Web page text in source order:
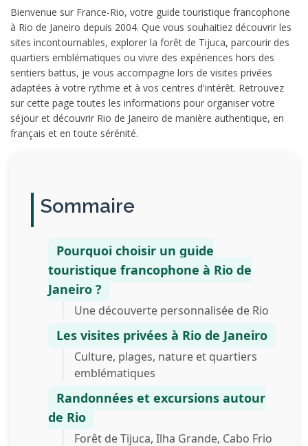
Bienvenue sur France-Rio, votre guide touristique francophone
à Rio de Janeiro depuis 2004. Que vous souhaitiez découvrir les
sites incontournables, explorer la forêt de Tijuca, parcourir des
quartiers emblématiques ou vivre des expériences hors des
sentiers battus, je vous accompagne lors de visites privées
adaptées à votre rythme et à vos centres d'intérêt. Retrouvez
sur cette page toutes les informations pour organiser votre
séjour et découvrir Rio de Janeiro de manière authentique, en
français et en toute sérénité.
Sommaire
Pourquoi choisir un guide
touristique francophone à Rio de
Janeiro ?
Une découverte personnalisée de Rio
Les visites privées à Rio de Janeiro
Culture, plages, nature et quartiers
emblématiques
Randonnées et excursions autour
de Rio
Forêt de Tijuca, Ilha Grande, Cabo Frio